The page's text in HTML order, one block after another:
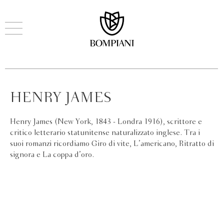
HENRY JAMES
Henry James (New York, 1843 - Londra 1916), scrittore e
critico letterario statunitense naturalizzato inglese. Tra i
suoi romanzi ricordiamo Giro di vite, L’americano, Ritratto di
signora e La coppa d’oro.